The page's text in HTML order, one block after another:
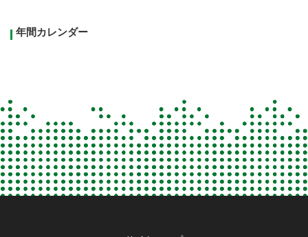
年間カレンダー